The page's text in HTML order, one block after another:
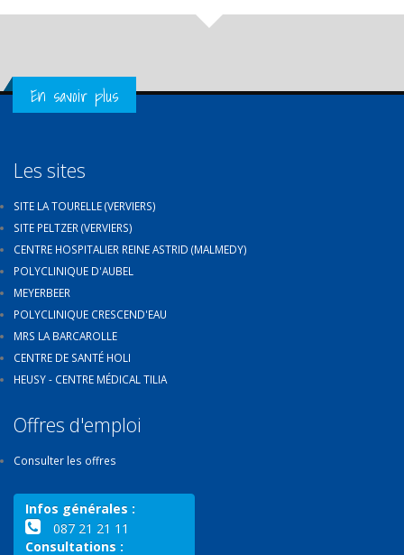
Get in Touch
En savoir plus
Les sites
SITE LA TOURELLE (VERVIERS)
SITE PELTZER (VERVIERS)
CENTRE HOSPITALIER REINE ASTRID (MALMEDY)
POLYCLINIQUE D'AUBEL
MEYERBEER
POLYCLINIQUE CRESCEND'EAU
MRS LA BARCAROLLE
CENTRE DE SANTÉ HOLI
HEUSY - CENTRE MÉDICAL TILIA
Offres d'emploi
Consulter les offres
Infos générales :
087 21 21 11
Consultations :